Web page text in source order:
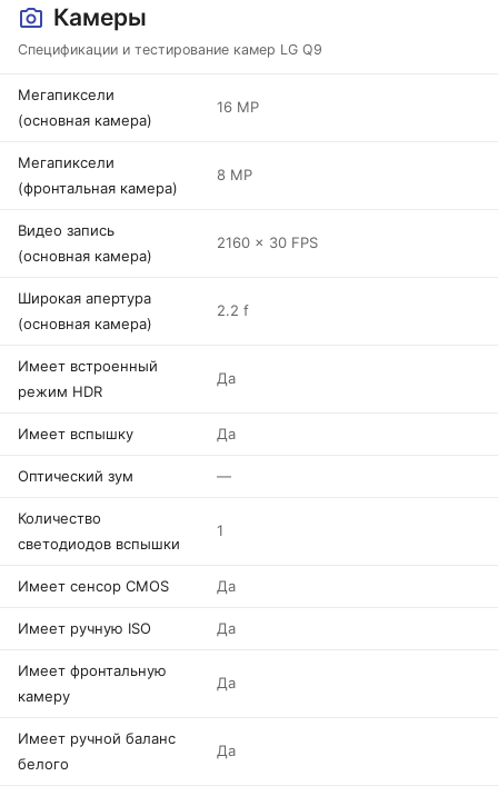
Камеры
Спецификации и тестирование камер LG Q9
Мегапиксели
(основная камера)
16 MP
Мегапиксели
(фронтальная камера)
8 MP
Видео запись
(основная камера)
2160 x 30 FPS
Широкая апертура
(основная камера)
2.2 f
Имеет встроенный
режим HDR
Да
Имеет вспышку Да
Оптический зум —
Количество
светодиодов вспышки
1
Имеет сенсор CMOS Да
Имеет ручную ISO Да
Имеет фронтальную
камеру
Да
Имеет ручной баланс
белого
Да